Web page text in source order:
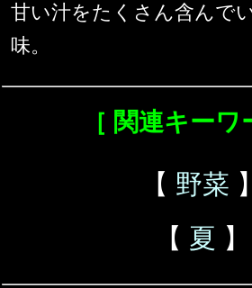
甘い汁をたくさん含んで
味。
［ 関連キーワ
【 野菜 】
【 夏 】